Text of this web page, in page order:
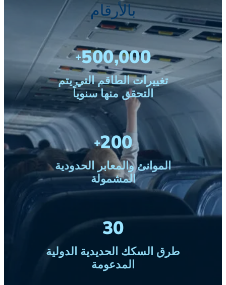
بالأرقام
500,000
+
تغييرات الطاقم التي يتم
التحقق منها سنوياً
200
+
الموانئ والمعابر الحدودية
المشمولة
30
طرق السكك الحديدية الدولية
المدعومة